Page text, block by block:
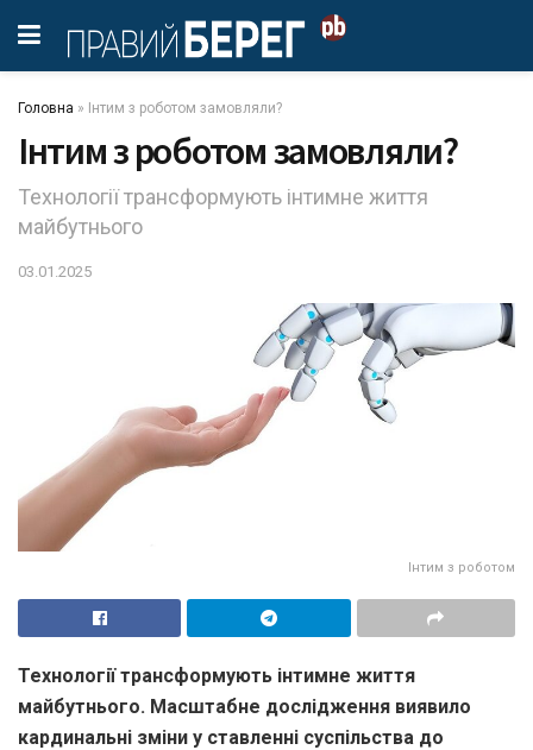
Головна » Інтим з роботом замовляли?
Інтим з роботом замовляли?
Технології трансформують інтимне життя
майбутнього
03.01.2025
Інтим з роботом
Технології трансформують інтимне життя
майбутнього. Масштабне дослідження виявило
кардинальні зміни у ставленні суспільства до